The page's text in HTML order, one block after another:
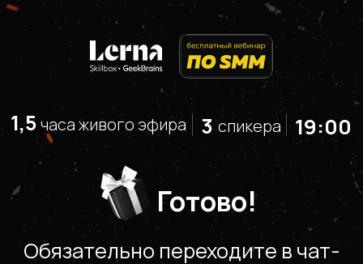
спикера
Готово!
Обязательно переходите в чат-
бота, чтобы получить подарок и
ссылку на эфир